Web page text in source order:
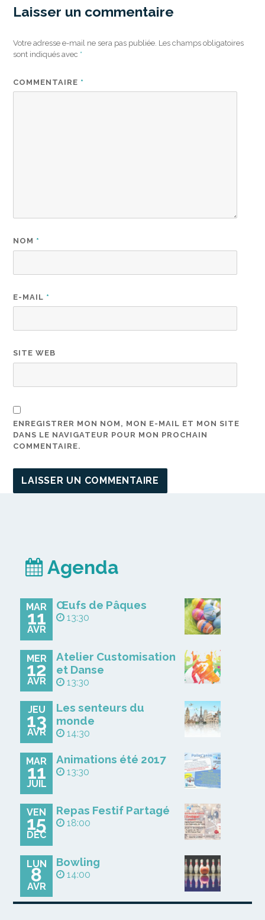
Laisser un commentaire
Votre adresse e-mail ne sera pas publiée. Les champs obligatoires
sont indiqués avec *
COMMENTAIRE *
NOM *
E-MAIL *
SITE WEB
ENREGISTRER MON NOM, MON E-MAIL ET MON SITE
DANS LE NAVIGATEUR POUR MON PROCHAIN
COMMENTAIRE.
Agenda
MAR
11
AVR
Œufs de Pâques
13:30
MER
12
AVR
Atelier Customisation
et Danse
13:30
JEU
13
AVR
Les senteurs du
monde
14:30
MAR
11
JUIL
Animations été 2017
13:30
VEN
15
DÉC
Repas Festif Partagé
18:00
LUN
8
AVR
Bowling
14:00